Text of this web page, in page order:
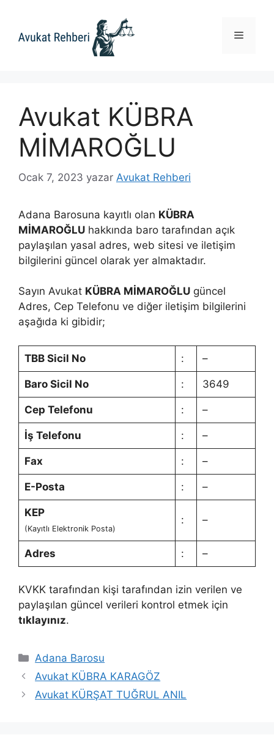
Menü
Avukat KÜBRA
MİMAROĞLU
Ocak 7, 2023 yazar Avukat Rehberi
Adana Barosuna kayıtlı olan KÜBRA
MİMAROĞLU hakkında baro tarafından açık
paylaşılan yasal adres, web sitesi ve iletişim
bilgilerini güncel olarak yer almaktadır.
Sayın Avukat KÜBRA MİMAROĞLU güncel
Adres, Cep Telefonu ve diğer iletişim bilgilerini
aşağıda ki gibidir;
TBB Sicil No : –
Baro Sicil No : 3649
Cep Telefonu : –
İş Telefonu : –
Fax : –
E-Posta : –
KEP
(Kayıtlı Elektronik Posta)
: –
Adres : –
KVKK tarafından kişi tarafından izin verilen ve
paylaşılan güncel verileri kontrol etmek için
tıklayınız.
Kategoriler
Adana Barosu
Avukat KÜBRA KARAGÖZ
Avukat KÜRŞAT TUĞRUL ANIL